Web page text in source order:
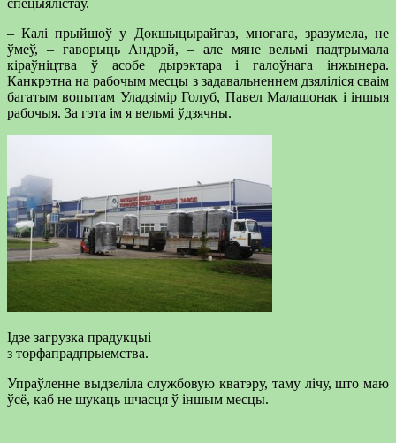
спецыялістаў.
– Калі прыйшоў у Докшыцырайгаз, многага, зразумела, не
ўмеў, – гаворыць Андрэй, – але мяне вельмі падтрымала
кіраўніцтва ў асобе дырэктара і галоўнага інжынера.
Канкрэтна на рабочым месцы з задавальненнем дзяліліся сваім
багатым вопытам Уладзімір Голуб, Павел Малашонак і іншыя
рабочыя. За гэта ім я вельмі ўдзячны.
Ідзе загрузка прадукцыі
з торфапрадпрыемства.
Упраўленне выдзеліла службовую кватэру, таму лічу, што маю
ўсё, каб не шукаць шчасця ў іншым месцы.